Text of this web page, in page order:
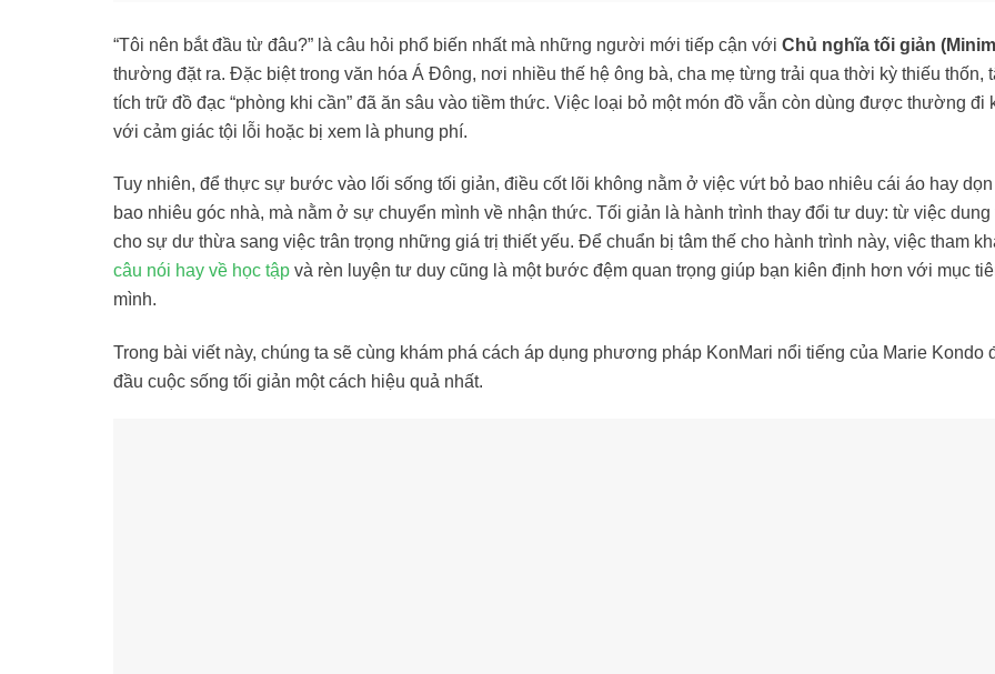
“Tôi nên bắt đầu từ đâu?” là câu hỏi phổ biến nhất mà những người mới tiếp cận với Chủ nghĩa tối giản
thường đặt ra. Đặc biệt trong văn hóa Á Đông, nơi nhiều thế hệ ông bà, cha mẹ từng trải qua thời kỳ thiếu thốn,
tích trữ đồ đạc “phòng khi cần” đã ăn sâu vào tiềm thức. Việc loại bỏ một món đồ vẫn còn dùng được thường đi
với cảm giác tội lỗi hoặc bị xem là phung phí.
Tuy nhiên, để thực sự bước vào lối sống tối giản, điều cốt lõi không nằm ở việc vứt bỏ bao nhiêu cái áo hay
bao nhiêu góc nhà, mà nằm ở sự chuyển mình về nhận thức. Tối giản là hành trình thay đổi tư duy: từ việc dung
cho sự dư thừa sang việc trân trọng những giá trị thiết yếu. Để chuẩn bị tâm thế cho hành trình này, việc tham
câu nói hay về học tập và rèn luyện tư duy cũng là một bước đệm quan trọng giúp bạn kiên định hơn với mục
mình.
Trong bài viết này, chúng ta sẽ cùng khám phá cách áp dụng phương pháp KonMari nổi tiếng của Marie Kondo
đầu cuộc sống tối giản một cách hiệu quả nhất.